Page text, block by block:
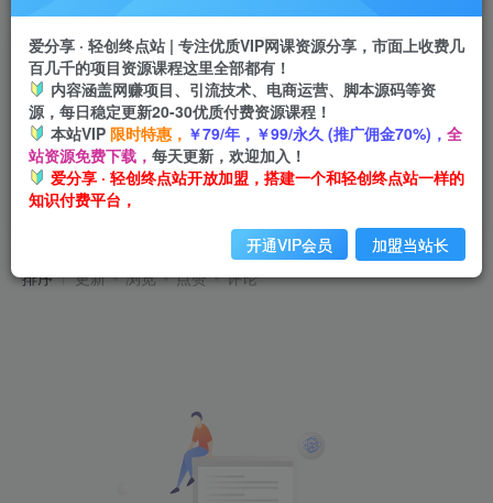
梦幻西游
排序 更新 浏览 点赞 评论
爱分享 · 轻创终点站 | 专注优质VIP网课资源分享，市面上收费几
百几千的项目资源课程这里全部都有！
内容涵盖网赚项目、引流技术、电商运营、脚本源码等资
源，每日稳定更新20-30优质付费资源课程！
本站VIP 限时特惠， ￥79/年，￥99/永久 (推广佣金70%)， 全
站资源免费下载， 每天更新，欢迎加入！
爱分享 · 轻创终点站开放加盟，搭建一个和轻创终点站一样的
知识付费平台，
开通VIP会员 加盟当站长